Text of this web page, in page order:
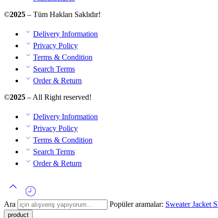
©2025 – Tüm Hakları Saklıdır!
Delivery Information
Privacy Policy
Terms & Condition
Search Terms
Order & Return
©2025 – All Right reserved!
Delivery Information
Privacy Policy
Terms & Condition
Search Terms
Order & Return
Ara Popüler aramalar: SweaterJacket